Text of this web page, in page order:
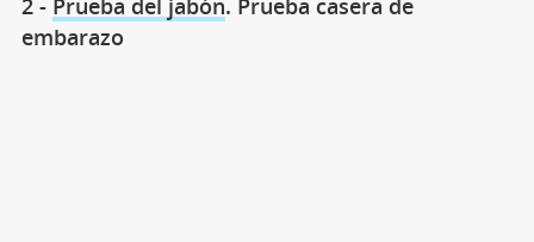
2 - Prueba del jabón. Prueba casera de
embarazo